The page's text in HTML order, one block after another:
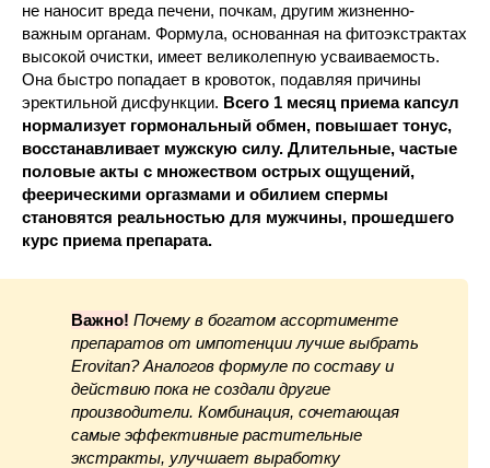
не наносит вреда печени, почкам, другим жизненно-
важным органам. Формула, основанная на фитоэкстрактах
высокой очистки, имеет великолепную усваиваемость.
Она быстро попадает в кровоток, подавляя причины
эректильной дисфункции. Всего 1 месяц приема капсул
нормализует гормональный обмен, повышает тонус,
восстанавливает мужскую силу. Длительные, частые
половые акты с множеством острых ощущений,
феерическими оргазмами и обилием спермы
становятся реальностью для мужчины, прошедшего
курс приема препарата.
Важно! Почему в богатом ассортименте
препаратов от импотенции лучше выбрать
Erovitan? Аналогов формуле по составу и
действию пока не создали другие
производители. Комбинация, сочетающая
самые эффективные растительные
экстракты, улучшает выработку